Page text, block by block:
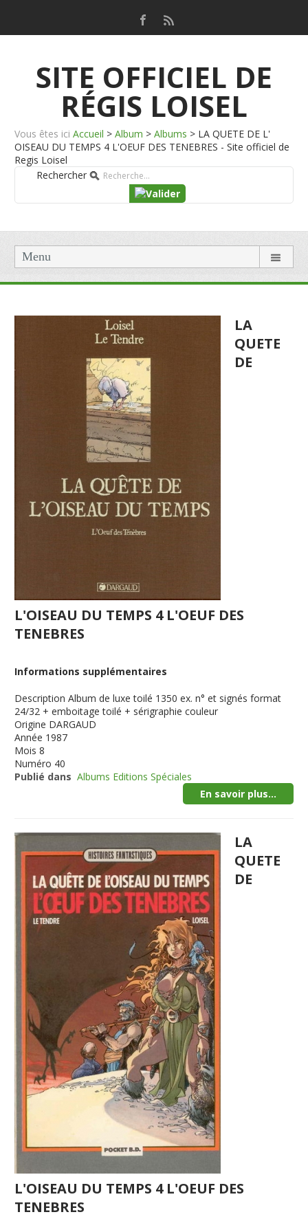
SITE OFFICIEL DE
RÉGIS LOISEL
Vous êtes ici Accueil > Album > Albums > LA QUETE DE L'
OISEAU DU TEMPS 4 L'OEUF DES TENEBRES - Site officiel de
Regis Loisel
Rechercher
Menu
LA
QUETE
DE
L'OISEAU DU TEMPS 4 L'OEUF DES
TENEBRES
Informations supplémentaires
Description Album de luxe toilé 1350 ex. n° et signés format
24/32 + emboitage toilé + sérigraphie couleur
Origine DARGAUD
Année 1987
Mois 8
Numéro 40
Publié dans Albums Editions Spéciales
En savoir plus...
LA
QUETE
DE
L'OISEAU DU TEMPS 4 L'OEUF DES
TENEBRES